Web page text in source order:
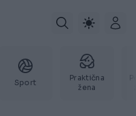
Sport
Praktična
žena